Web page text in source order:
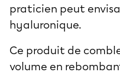
praticien peut
hyaluronique.
Ce produit de
volume en